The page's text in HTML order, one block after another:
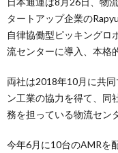
タートアップ企業の
自律協働型ピッキングロ
流センターに導入、本格
両社は2018年10月に共
ン工業の協力を得て、同
務を担っている物流セン
今年6月に10台のAMRを